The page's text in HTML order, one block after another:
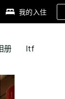
我的入住
册 ltf